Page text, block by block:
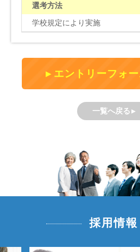
選考方法
学校規定により実施
エントリーフォ
一覧へ戻る
採用情報